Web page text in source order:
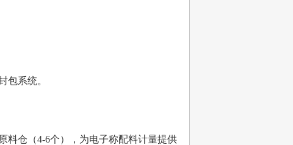
包系统。
料仓（4-6个），为电子称配料计量提供